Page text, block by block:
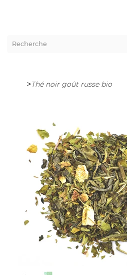
>Thé noir goût russe bio